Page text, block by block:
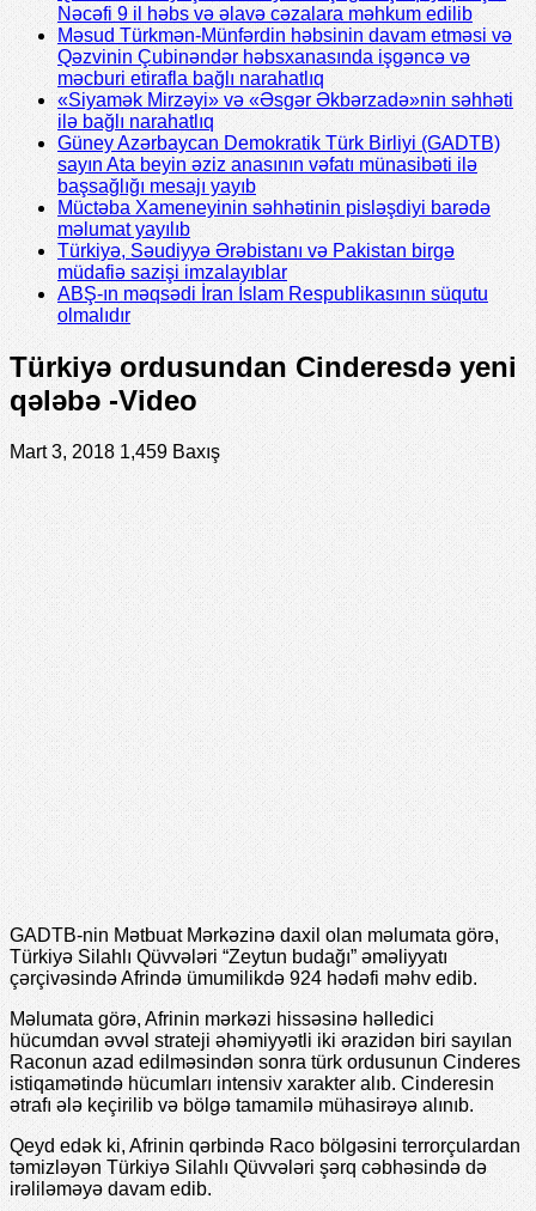
Nəcəfi 9 il həbs və əlavə cəzalara məhkum edilib
Məsud Türkmən-Münfərdin həbsinin davam etməsi və
Qəzvinin Çubinəndər həbsxanasında işgəncə və
məcburi etirafla bağlı narahatlıq
«Siyamək Mirzəyi» və «Əsgər Əkbərzadə»nin səhhəti
ilə bağlı narahatlıq
Güney Azərbaycan Demokratik Türk Birliyi (GADTB)
sayın Ata beyin əziz anasının vəfatı münasibəti ilə
başsağlığı mesajı yayıb
Müctəba Xameneyinin səhhətinin pisləşdiyi barədə
məlumat yayılıb
Türkiyə, Səudiyyə Ərəbistanı və Pakistan birgə
müdafiə sazişi imzalayıblar
ABŞ-ın məqsədi İran İslam Respublikasının süqutu
olmalıdır
Türkiyə ordusundan Cinderesdə yeni
qələbə -Video
Mart 3, 2018 1,459 Baxış
GADTB-nin Mətbuat Mərkəzinə daxil olan məlumata görə,
Türkiyə Silahlı Qüvvələri “Zeytun budağı” əməliyyatı
çərçivəsində Afrində ümumilikdə 924 hədəfi məhv edib.
Məlumata görə, Afrinin mərkəzi hissəsinə həlledici
hücumdan əvvəl strateji əhəmiyyətli iki ərazidən biri sayılan
Raconun azad edilməsindən sonra türk ordusunun Cinderes
istiqamətində hücumları intensiv xarakter alıb. Cinderesin
ətrafı ələ keçirilib və bölgə tamamilə mühasirəyə alınıb.
Qeyd edək ki, Afrinin qərbində Raco bölgəsini terrorçulardan
təmizləyən Türkiyə Silahlı Qüvvələri şərq cəbhəsində də
irəliləməyə davam edib.